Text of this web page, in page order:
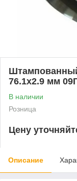
76.1x2.9 мм
В наличии
Розница
Цену
Описание